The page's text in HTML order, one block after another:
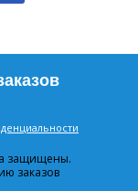
защищены.
заказов